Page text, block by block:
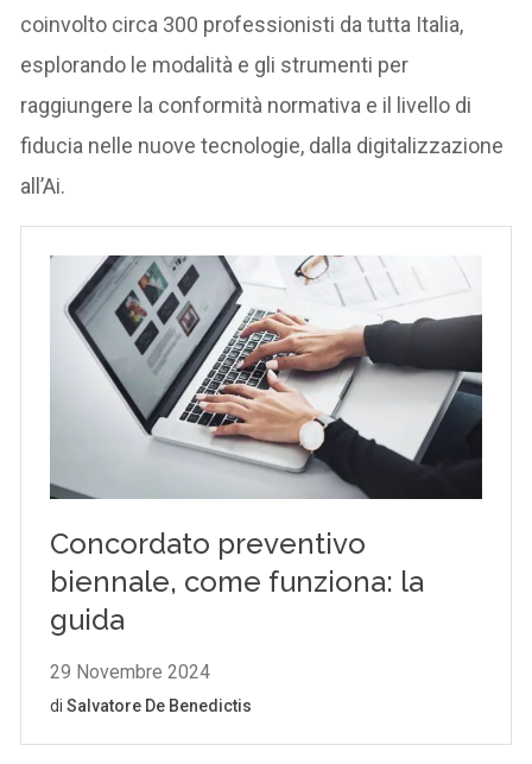
coinvolto circa 300 professionisti da tutta Italia,
esplorando le modalità e gli strumenti per
raggiungere la conformità normativa e il livello di
fiducia nelle nuove tecnologie, dalla digitalizzazione
all’Ai.